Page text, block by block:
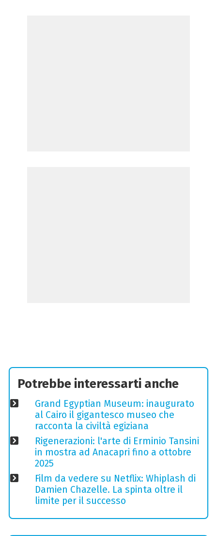
Potrebbe interessarti anche
Grand Egyptian Museum: inaugurato
al Cairo il gigantesco museo che
racconta la civiltà egiziana
Rigenerazioni: l'arte di Erminio Tansini
in mostra ad Anacapri fino a ottobre
2025
Film da vedere su Netflix: Whiplash di
Damien Chazelle. La spinta oltre il
limite per il successo